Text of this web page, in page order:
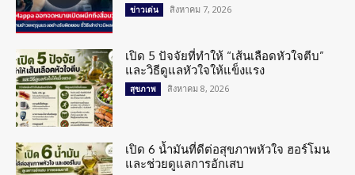
ข่าวเด่น สิงหาคม 7, 2026
เปิด 5 ปัจจัยที่ทำให้ “เส้นเลือดหัวใจตีบ”
และวิธีดูแลหัวใจให้แข็งแรง
สุขภาพ สิงหาคม 8, 2026
เปิด 6 น้ำมันที่ดีต่อสุขภาพหัวใจ ฮอร์โมน
และช่วยดูแลการอักเสบ